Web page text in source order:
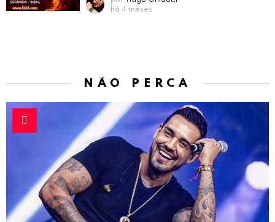
há 4 meses
NÃO PERCA